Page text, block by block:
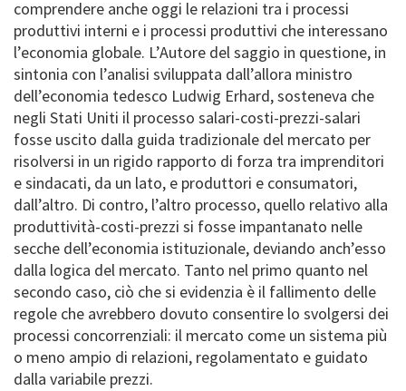
comprendere anche oggi le relazioni tra i processi
produttivi interni e i processi produttivi che interessano
l’economia globale. L’Autore del saggio in questione, in
sintonia con l’analisi sviluppata dall’allora ministro
dell’economia tedesco Ludwig Erhard, sosteneva che
negli Stati Uniti il processo salari-costi-prezzi-salari
fosse uscito dalla guida tradizionale del mercato per
risolversi in un rigido rapporto di forza tra imprenditori
e sindacati, da un lato, e produttori e consumatori,
dall’altro. Di contro, l’altro processo, quello relativo alla
produttività-costi-prezzi si fosse impantanato nelle
secche dell’economia istituzionale, deviando anch’esso
dalla logica del mercato. Tanto nel primo quanto nel
secondo caso, ciò che si evidenzia è il fallimento delle
regole che avrebbero dovuto consentire lo svolgersi dei
processi concorrenziali: il mercato come un sistema più
o meno ampio di relazioni, regolamentato e guidato
dalla variabile prezzi.